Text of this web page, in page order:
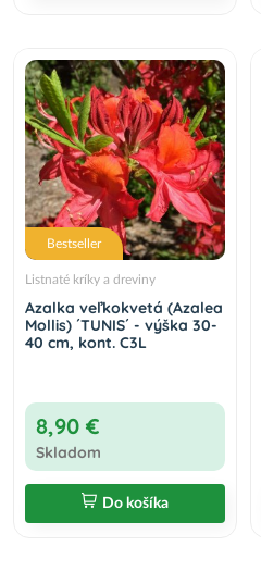
7,90 €
Bestseller
Listnaté kríky a dreviny
Azalka veľkokvetá (Azalea
Mollis) ´TUNIS´ - výška 30-
40 cm, kont. C3L
8,90 €
Skladom
Do košíka